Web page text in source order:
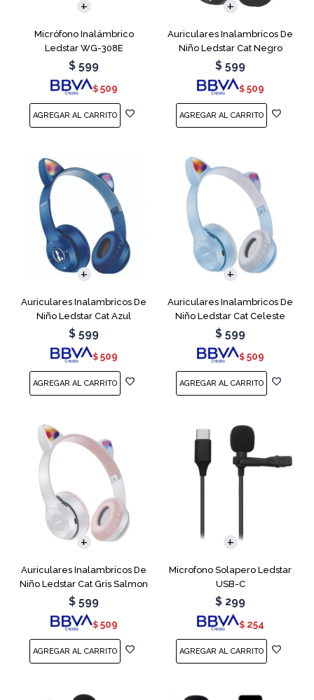
Micrófono Inalámbrico
Ledstar WG-308E
$ 599
$ 509
Auriculares Inalambricos De
Niño Ledstar Cat Negro
$ 599
$ 509
Auriculares Inalambricos De
Niño Ledstar Cat Azul
$ 599
$ 509
Auriculares Inalambricos De
Niño Ledstar Cat Celeste
$ 599
$ 509
Auriculares Inalambricos De
Niño Ledstar Cat Gris Salmon
$ 599
$ 509
Microfono Solapero Ledstar
USB-C
$ 299
$ 254